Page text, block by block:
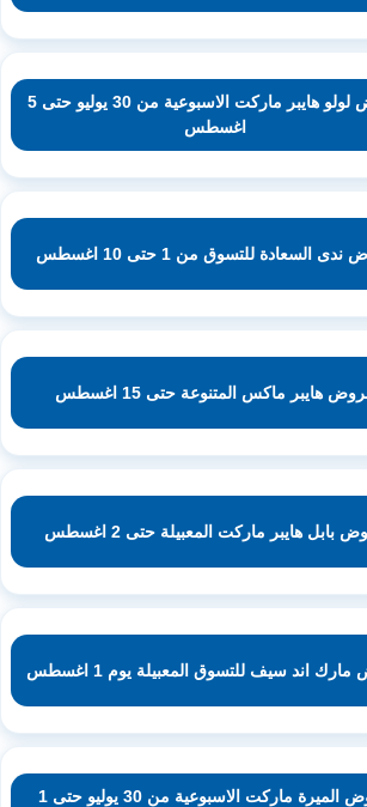
عروض لولو هايبر ماركت الاسبوعية من 30 يوليو حتى 5
اغسطس
السعادة للتسوق من 1 حتى 10 اغسطس
هايبر ماكس المتنوعة حتى 15 اغسطس
بابل هايبر ماركت المعبيلة حتى 2 اغسطس
اند سيف للتسوق المعبيلة يوم 1 اغسطس
عروض الميرة ماركت الاسبوعية من 30 يوليو حتى 1